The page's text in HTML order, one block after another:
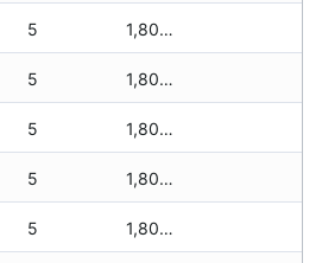
5 1,800 zł
5 1,800 zł
5 1,800 zł
5 1,800 zł
5 1,800 zł